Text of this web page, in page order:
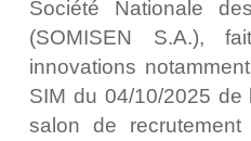
Société Nationale
(SOMISEN S.A.),
innovations
SIM du 04/10/2025 de
salon de